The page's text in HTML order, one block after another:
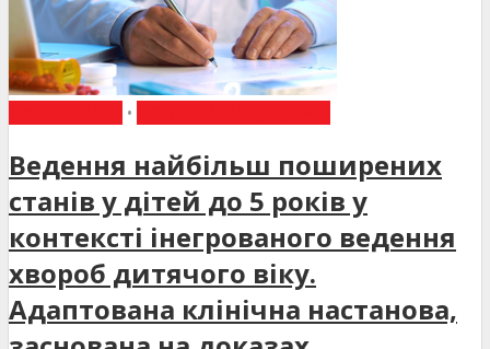
•
Ведення найбільш поширених
станів у дітей до 5 років у
контексті інегрованого ведення
хвороб дитячого віку.
Адаптована клінічна настанова,